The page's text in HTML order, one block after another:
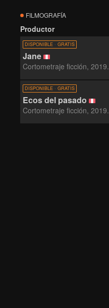
FILMOGRAFÍA
Productor
DISPONIBLE · GRATIS
Jane
Cortometraje ficción, 2019.
DISPONIBLE · GRATIS
Ecos del pasado
Cortometraje ficción, 2019.